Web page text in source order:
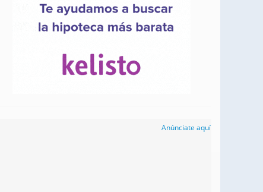
Anúnciate aquí